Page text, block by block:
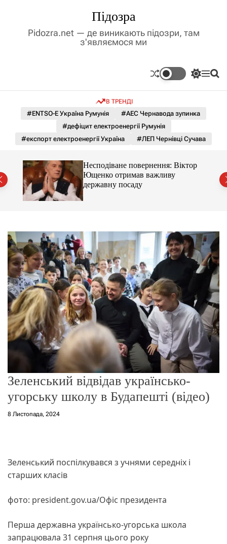
Підозра
Pidozra.net — де виникають підозри, там
з'являємося ми
П
м
и
а
о
г
о
р
е
у
М П
В ТРЕНДІ
#ENTSO-E Україна Румунія
#АЕС Чернавода зупинка
#дефіцит електроенергії Румунія
#експорт електроенергії Україна
#ЛЕП Чернівці Сучава
Несподіване повернення: Віктор
Ющенко отримав важливу
державну посаду
Зеленський відвідав українсько-
угорську школу в Будапешті (відео)
8 Листопада, 2024
Зеленський поспілкувався з учнями середніх і
старших класів
фото: president.gov.ua/Офіс президента
Перша державна українсько-угорська школа
запрацювала 31 серпня цього року